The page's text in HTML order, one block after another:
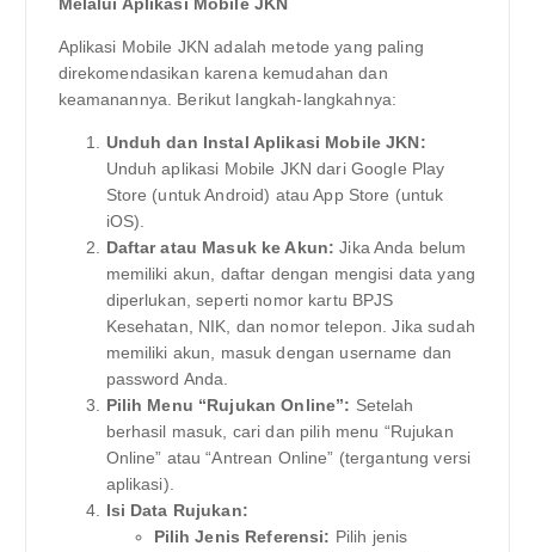
Melalui Aplikasi Mobile JKN
Aplikasi Mobile JKN adalah metode yang paling
direkomendasikan karena kemudahan dan
keamanannya. Berikut langkah-langkahnya:
Unduh dan Instal Aplikasi Mobile JKN:
Unduh aplikasi Mobile JKN dari Google Play
Store (untuk Android) atau App Store (untuk
iOS).
Daftar atau Masuk ke Akun: Jika Anda belum
memiliki akun, daftar dengan mengisi data yang
diperlukan, seperti nomor kartu BPJS
Kesehatan, NIK, dan nomor telepon. Jika sudah
memiliki akun, masuk dengan username dan
password Anda.
Pilih Menu “Rujukan Online”: Setelah
berhasil masuk, cari dan pilih menu “Rujukan
Online” atau “Antrean Online” (tergantung versi
aplikasi).
Isi Data Rujukan:
Pilih Jenis Referensi: Pilih jenis